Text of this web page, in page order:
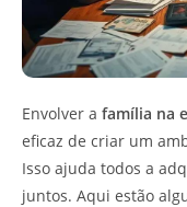
Envolver a família na
eficaz de criar um
Isso ajuda todos a
juntos. Aqui estão